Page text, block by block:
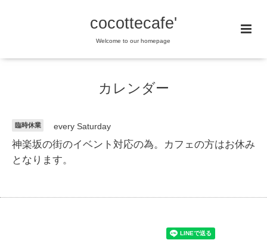
cocottecafe'
Welcome to our homepage
カレンダー
臨時休業 every Saturday
神楽坂の街のイベント対応の為。カフェの方はお休み
となります。